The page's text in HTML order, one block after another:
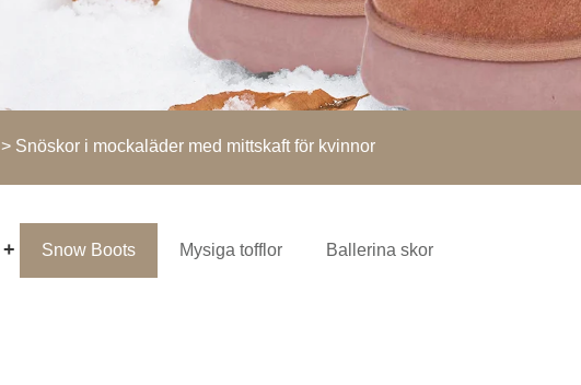
> Snöskor i mockaläder med mittskaft för kvinnor
Snow Boots Mysiga tofflor Ballerina skor